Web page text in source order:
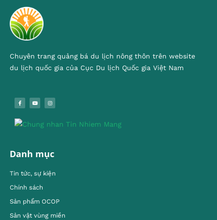
Chuyên trang quảng bá du lịch nông thôn trên website
du lịch quốc gia của Cục Du lịch Quốc gia Việt Nam
Danh mục
Tin tức, sự kiện
Chính sách
Sản phẩm OCOP
Sản vật vùng miền